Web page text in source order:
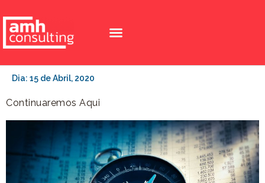
Dia: 15 de Abril, 2020
Continuaremos Aqui